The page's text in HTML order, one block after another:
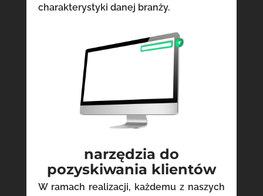
charakterystyki danej branży.
narzędzia do
pozyskiwania klientów
W ramach realizacji, każdemu z naszych